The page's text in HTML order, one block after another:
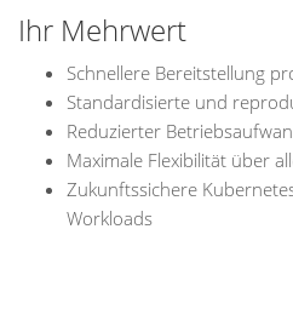
Ihr Mehrwert
Schnellere Bereitstellung
Standardisierte und
Reduzierter
Maximale Flexibilität über
Zukunftssichere
Workloads